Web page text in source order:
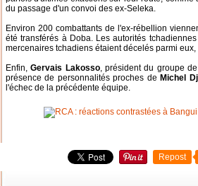
du passage d'un convoi des ex-Seleka.
Environ 200 combattants de l'ex-rébellion
été transférés à Doba. Les autorités
mercenaires tchadiens étaient décelés parmi eux,
Enfin,Gervais Lakosso, président du groupe
présence de personnalités proches de Michel
l'échec de la précédente équipe.
Repost